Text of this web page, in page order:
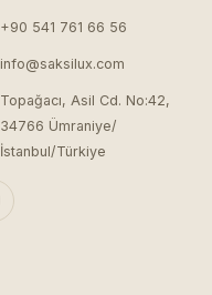
+90 541 761 66 56
info@saksilux.com
Topağacı, Asil Cd. No:42,
34766 Ümraniye/
İstanbul/Türkiye